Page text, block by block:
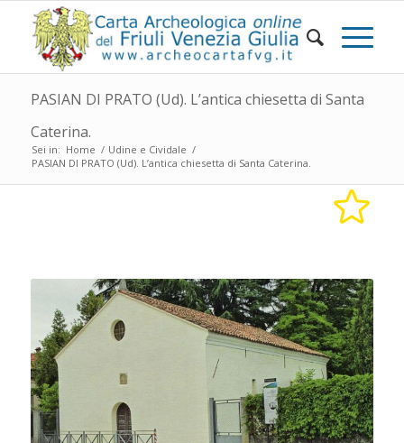
PASIAN DI PRATO (Ud). L’antica chiesetta di Santa
Caterina.
Sei in: Home / Udine e Cividale /
PASIAN DI PRATO (Ud). L’antica chiesetta di Santa Caterina.